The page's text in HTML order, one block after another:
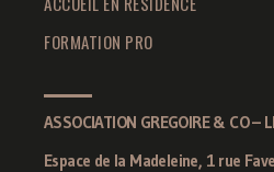
FORMATION PRO
ASSOCIATION GREGOIRE & CO –
Espace de la Madeleine, 1 rue